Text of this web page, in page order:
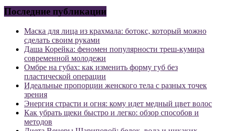
Последние публикации
Маска для лица из крахмала: ботокс, который можно
сделать своим руками
Даша Корейка: феномен популярности треш-кумира
современной молодежи
Омбре на губах: как изменить форму губ без
пластической операции
Идеальные пропорции женского тела с разных точек
зрения
Энергия страсти и огня: кому идет медный цвет волос
Как убрать щеки быстро и легко: обзор способов и
методов